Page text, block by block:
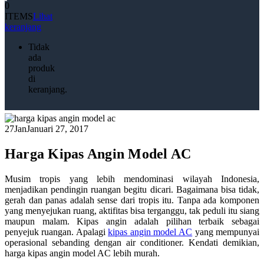
0
ITEMSLihat
keranjang
Tidak
ada
produk
di
keranjang.
27JanJanuari 27, 2017
Harga Kipas Angin Model AC
Musim tropis yang lebih mendominasi wilayah Indonesia,
menjadikan pendingin ruangan begitu dicari. Bagaimana bisa tidak,
gerah dan panas adalah sense dari tropis itu. Tanpa ada komponen
yang menyejukan ruang, aktifitas bisa terganggu, tak peduli itu siang
maupun malam. Kipas angin adalah pilihan terbaik sebagai
penyejuk ruangan. Apalagikipas angin model AC yang mempunyai
operasional sebanding dengan air conditioner. Kendati demikian,
harga kipas angin model AC lebih murah.